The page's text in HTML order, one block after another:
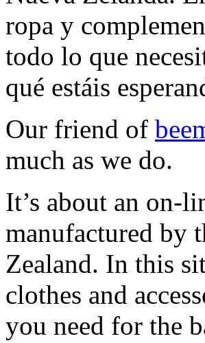
ropa y
todo lo que
qué estáis
Our friend of
much as we do.
It’s about an on-
manufactured by
Zealand. In this
clothes and
you need for the